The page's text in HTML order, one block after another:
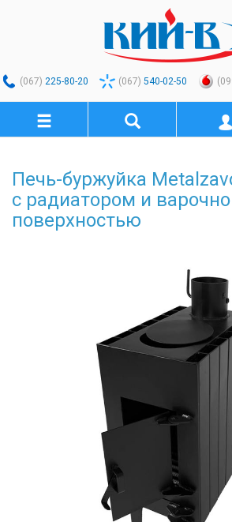
(067) 225-80-20 (067) 540-02-50
Печь-буржуйка
с радиатором и
поверхностью